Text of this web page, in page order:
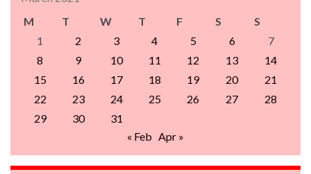
M
T W T F S
S
1
2 3 4 5 6
7
8
9 10 11 12 13
14
15
16 17 18 19 20
21
22
23 24 25 26 27
28
29
30
31
« Feb Apr »